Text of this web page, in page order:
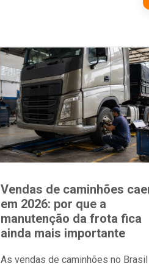
Vendas de caminhões
em 2026: por que a
manutenção da frota fica
ainda mais importante
As vendas de caminhões no Brasil